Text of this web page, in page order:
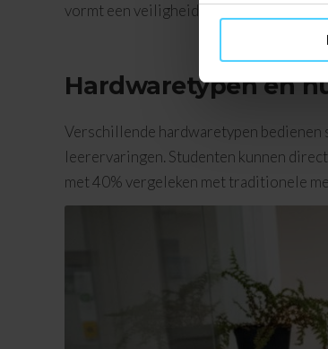
vormt een veiligheidsrisico. Kies
Hardwaretypen en
Verschillende hardwaretypen
leerervaringen. Studenten kunnen
met 40% vergeleken met traditionele